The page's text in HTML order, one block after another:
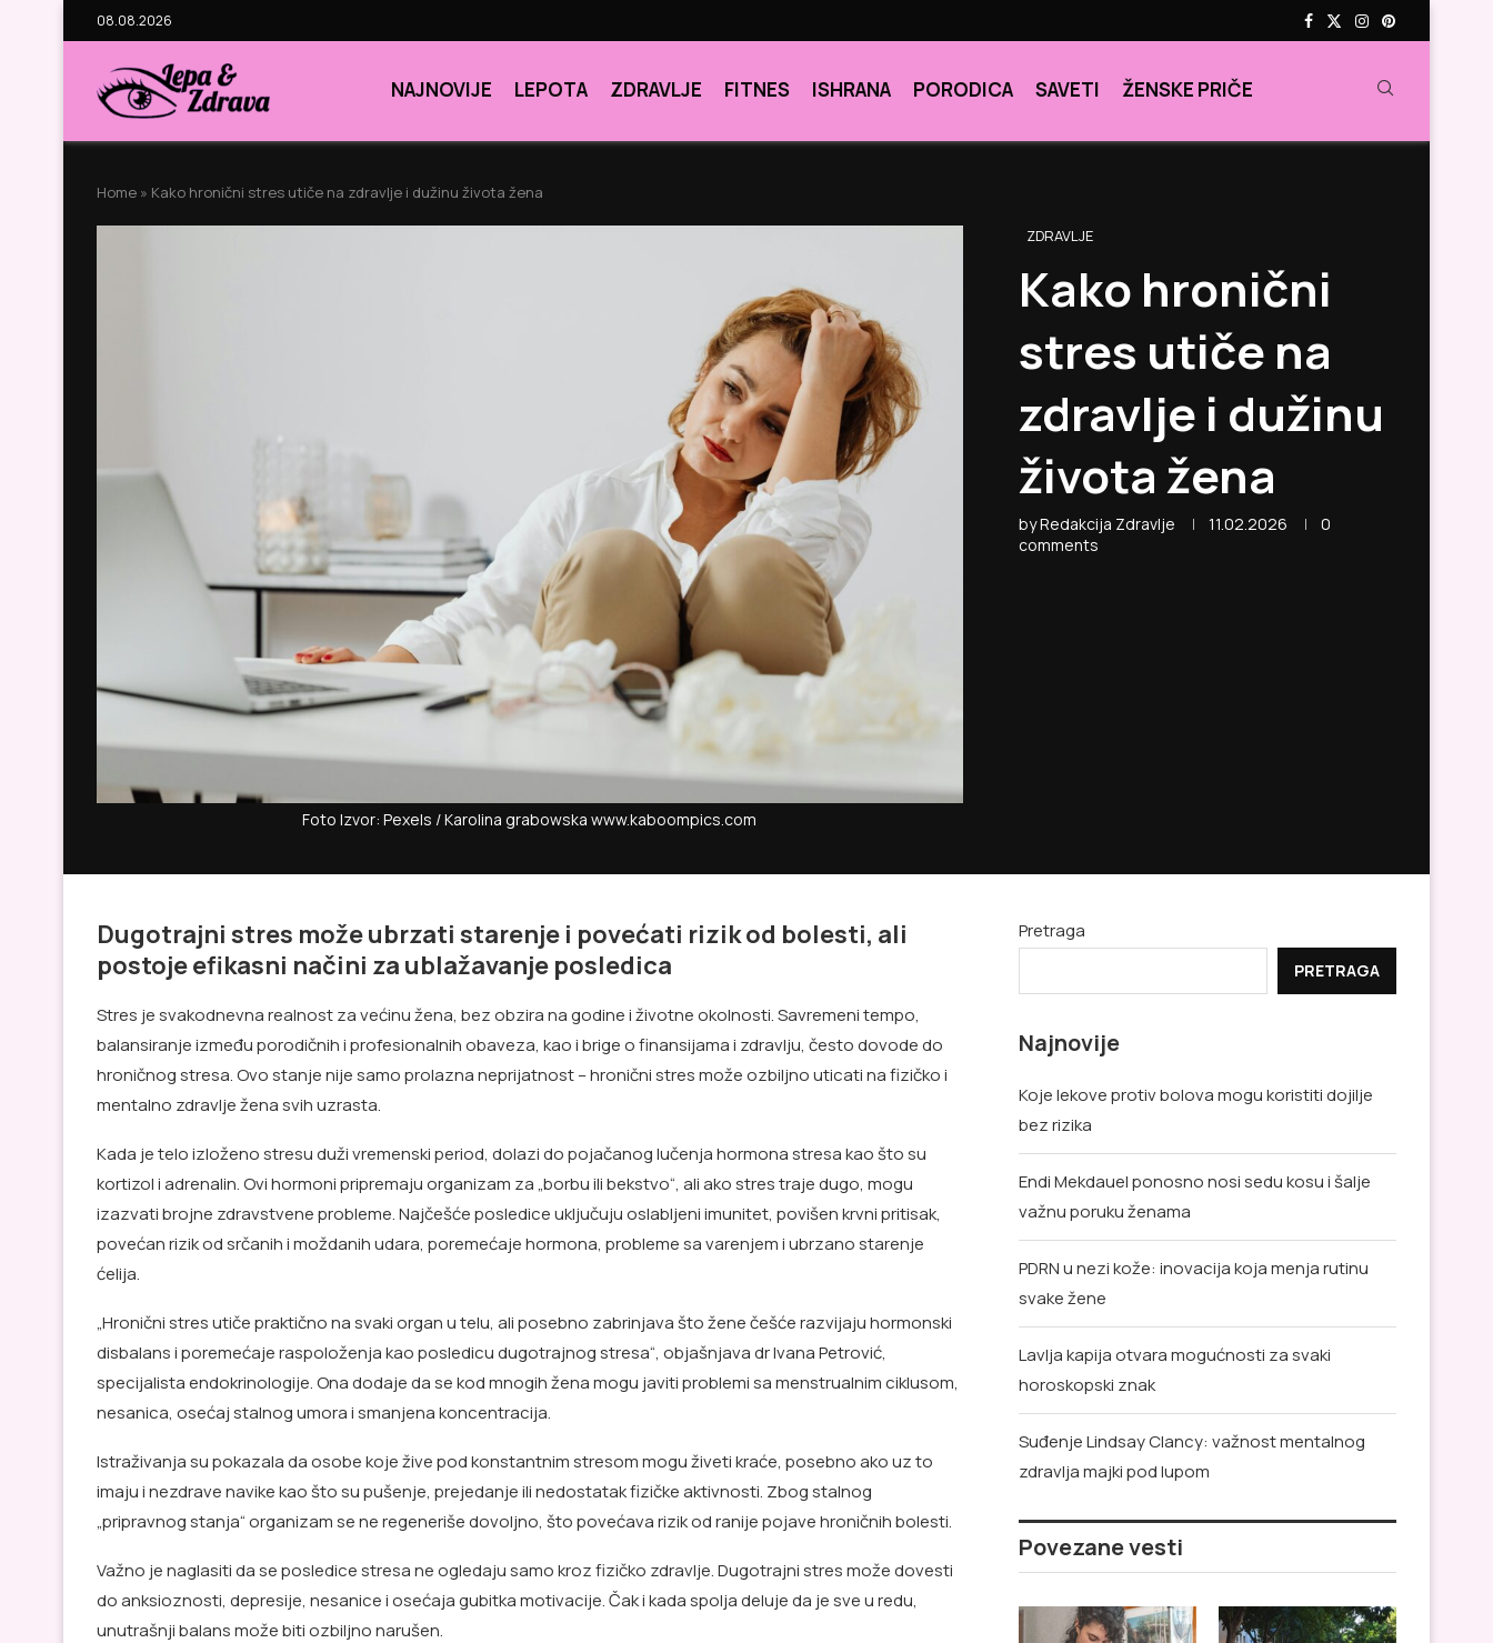
08.08.2026
NAJNOVIJE LEPOTA ZDRAVLJE FITNES ISHRANA PORODICA SAVETI ŽENSKE PRIČE
Home » Kako hronični stres utiče na zdravlje i dužinu života žena
ZDRAVLJE
Kako hronični
stres utiče na
zdravlje i dužinu
života žena
byRedakcija Zdravlje 11.02.2026
0
comments
Foto Izvor: Pexels / Karolina grabowska www.kaboompics.com
Dugotrajni stres može ubrzati starenje i povećati rizik od bolesti, ali
postoje efikasni načini za ublažavanje posledica
Stres je svakodnevna realnost za većinu žena, bez obzira na godine i životne okolnosti. Savremeni tempo,
balansiranje između porodičnih i profesionalnih obaveza, kao i brige o finansijama i zdravlju, često dovode do
hroničnog stresa. Ovo stanje nije samo prolazna neprijatnost – hronični stres može ozbiljno uticati na fizičko i
mentalno zdravlje žena svih uzrasta.
Kada je telo izloženo stresu duži vremenski period, dolazi do pojačanog lučenja hormona stresa kao što su
kortizol i adrenalin. Ovi hormoni pripremaju organizam za „borbu ili bekstvo“, ali ako stres traje dugo, mogu
izazvati brojne zdravstvene probleme. Najčešće posledice uključuju oslabljeni imunitet, povišen krvni pritisak,
povećan rizik od srčanih i moždanih udara, poremećaje hormona, probleme sa varenjem i ubrzano starenje
ćelija.
„Hronični stres utiče praktično na svaki organ u telu, ali posebno zabrinjava što žene češće razvijaju hormonski
disbalans i poremećaje raspoloženja kao posledicu dugotrajnog stresa“, objašnjava dr Ivana Petrović,
specijalista endokrinologije. Ona dodaje da se kod mnogih žena mogu javiti problemi sa menstrualnim ciklusom,
nesanica, osećaj stalnog umora i smanjena koncentracija.
Istraživanja su pokazala da osobe koje žive pod konstantnim stresom mogu živeti kraće, posebno ako uz to
imaju i nezdrave navike kao što su pušenje, prejedanje ili nedostatak fizičke aktivnosti. Zbog stalnog
„pripravnog stanja“ organizam se ne regeneriše dovoljno, što povećava rizik od ranije pojave hroničnih bolesti.
Važno je naglasiti da se posledice stresa ne ogledaju samo kroz fizičko zdravlje. Dugotrajni stres može dovesti
do anksioznosti, depresije, nesanice i osećaja gubitka motivacije. Čak i kada spolja deluje da je sve u redu,
unutrašnji balans može biti ozbiljno narušen.
Pretraga
PRETRAGA
Najnovije
Koje lekove protiv bolova mogu koristiti dojilje
bez rizika
Endi Mekdauel ponosno nosi sedu kosu i šalje
važnu poruku ženama
PDRN u nezi kože: inovacija koja menja rutinu
svake žene
Lavlja kapija otvara mogućnosti za svaki
horoskopski znak
Suđenje Lindsay Clancy: važnost mentalnog
zdravlja majki pod lupom
Povezane vesti